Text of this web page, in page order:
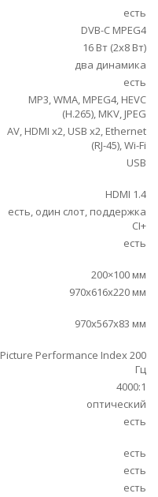
есть
DVB-C MPEG4
16 Вт (2х8 Вт)
два динамика
есть
MP3, WMA, MPEG4, HEVC
(H.265), MKV, JPEG
AV, HDMI x2, USB x2, Ethernet
(RJ-45), Wi-Fi
USB
HDMI 1.4
есть, один слот, поддержка
CI+
есть
200×100 мм
970x616x220 мм
970x567x83 мм
Picture Performance Index 200
Гц
4000:1
оптический
есть
есть
есть
есть